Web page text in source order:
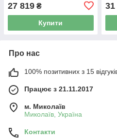
27 819 ₴
Купити
31
Про нас
100% позитивних з 15
Працює з 21.11.2017
м. Миколаїв
Миколаїв, Україна
Контакти